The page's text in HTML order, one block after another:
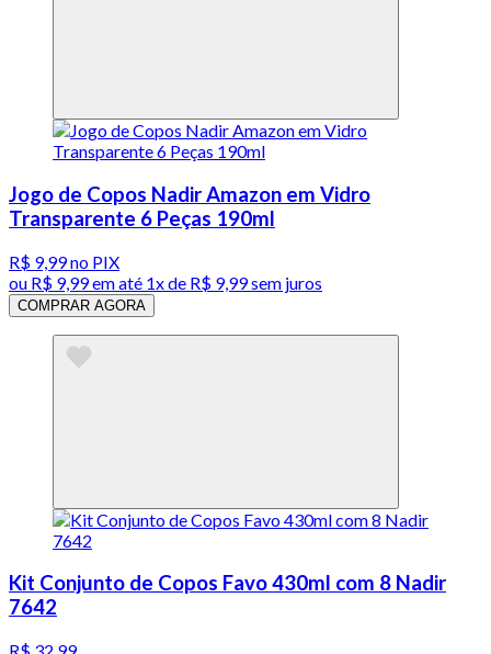
Jogo de Copos Nadir Amazon em Vidro
Transparente 6 Peças 190ml
R$ 9,99no PIX
ou R$ 9,99em até 1x de R$ 9,99sem juros
COMPRAR AGORA
Kit Conjunto de Copos Favo 430ml com 8 Nadir
7642